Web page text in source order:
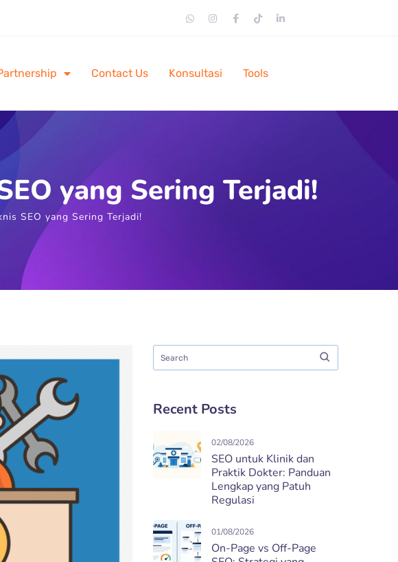
Contact Us Konsultasi Tools
yang Sering Terjadi!
SEO yang Sering Terjadi!
Recent Posts
02/08/2026
SEO untuk Klinik dan
Praktik Dokter: Panduan
Lengkap yang Patuh
Regulasi
01/08/2026
On-Page vs Off-Page